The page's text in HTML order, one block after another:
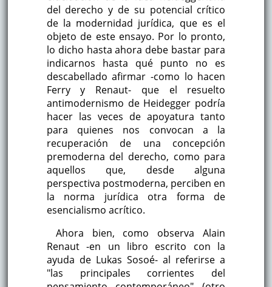
del derecho y de su potencial crítico
de la modernidad jurídica, que es el
objeto de este ensayo. Por lo pronto,
lo dicho hasta ahora debe bastar para
indicarnos hasta qué punto no es
descabellado afirmar -como lo hacen
Ferry y Renaut- que el resuelto
antimodernismo de Heidegger podría
hacer las veces de apoyatura tanto
para quienes nos convocan a la
recuperación de una concepción
premoderna del derecho, como para
aquellos que, desde alguna
perspectiva postmoderna, perciben en
la norma jurídica otra forma de
esencialismo acrítico.
Ahora bien, como observa Alain
Renaut -en un libro escrito con la
ayuda de Lukas Sosoé- al referirse a
"las principales corrientes del